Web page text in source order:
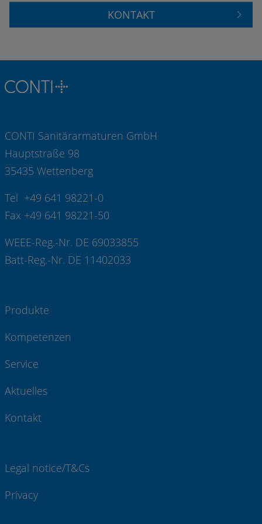
KONTAKT
CONTI Sanitärarmaturen GmbH
Hauptstraße 98
35435 Wettenberg
Tel +49 641 98221-0
Fax +49 641 98221-50
WEEE-Reg.-Nr. DE 69033855
Batt-Reg.-Nr. DE 11402033
Produkte
Kompetenzen
Service
Aktuelles
Kontakt
Legal notice/T&Cs
Privacy